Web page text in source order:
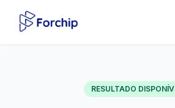
RESULTADO